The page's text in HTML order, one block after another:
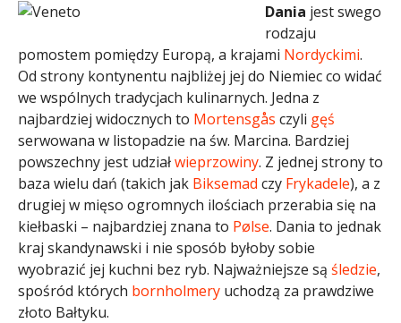
Dania jest swego
rodzaju
pomostem pomiędzy Europą, a krajami Nordyckimi.
Od strony kontynentu najbliżej jej do Niemiec co widać
we wspólnych tradycjach kulinarnych. Jedna z
najbardziej widocznych to Mortensgås czyli gęś
serwowana w listopadzie na św. Marcina. Bardziej
powszechny jest udziałwieprzowiny. Z jednej strony to
baza wielu dań (takich jak Biksemad czy Frykadele), a z
drugiej w mięso ogromnych ilościach przerabia się na
kiełbaski – najbardziej znana to Pølse. Dania to jednak
kraj skandynawski i nie sposób byłoby sobie
wyobrazić jej kuchni bez ryb. Najważniejsze są śledzie,
spośród których bornholmery uchodzą za prawdziwe
złoto Bałtyku.